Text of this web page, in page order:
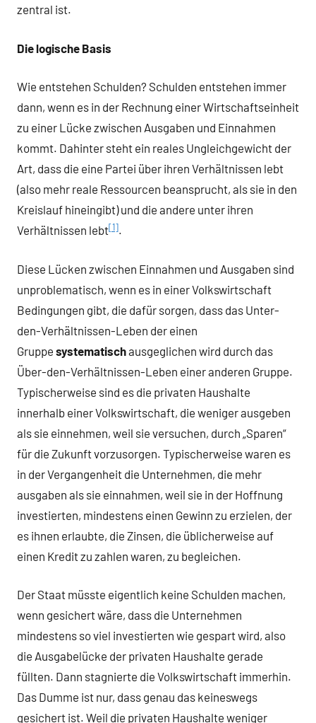
zentral ist.
Die logische Basis
Wie entstehen Schulden? Schulden entstehen immer
dann, wenn es in der Rechnung einer Wirtschaftseinheit
zu einer Lücke zwischen Ausgaben und Einnahmen
kommt. Dahinter steht ein reales Ungleichgewicht der
Art, dass die eine Partei über ihren Verhältnissen lebt
(also mehr reale Ressourcen beansprucht, als sie in den
Kreislauf hineingibt) und die andere unter ihren
Verhältnissen lebt[1].
Diese Lücken zwischen Einnahmen und Ausgaben sind
unproblematisch, wenn es in einer Volkswirtschaft
Bedingungen gibt, die dafür sorgen, dass das Unter-
den-Verhältnissen-Leben der einen
Gruppe systematischausgeglichen wird durch das
Über-den-Verhältnissen-Leben einer anderen Gruppe.
Typischerweise sind es die privaten Haushalte
innerhalb einer Volkswirtschaft, die weniger ausgeben
als sie einnehmen, weil sie versuchen, durch „Sparen“
für die Zukunft vorzusorgen. Typischerweise waren es
in der Vergangenheit die Unternehmen, die mehr
ausgaben als sie einnahmen, weil sie in der Hoffnung
investierten, mindestens einen Gewinn zu erzielen, der
es ihnen erlaubte, die Zinsen, die üblicherweise auf
einen Kredit zu zahlen waren, zu begleichen.
Der Staat müsste eigentlich keine Schulden machen,
wenn gesichert wäre, dass die Unternehmen
mindestens so viel investierten wie gespart wird, also
die Ausgabelücke der privaten Haushalte gerade
füllten. Dann stagnierte die Volkswirtschaft immerhin.
Das Dumme ist nur, dass genau das keineswegs
gesichert ist. Weil die privaten Haushalte weniger